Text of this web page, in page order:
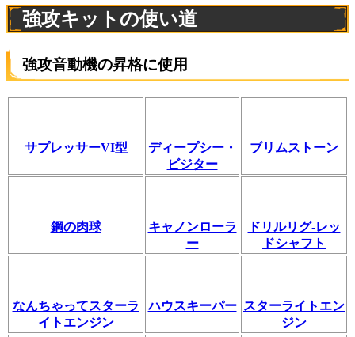
強攻キットの使い道
強攻音動機の昇格に使用
サプレッサーVI型
ディープシー・
ビジター
ブリムストーン
鋼の肉球
キャノンローラ
ー
ドリルリグ-レッ
ドシャフト
なんちゃってスターラ
イトエンジン
ハウスキーパー
スターライトエン
ジン